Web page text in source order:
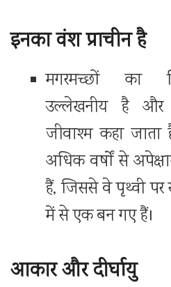
इनका वंश प्राचीन है
मगरमच्छों का
उल्लेखनीय है और
जीवाश्म कहा
अधिक वर्षों से
हैं, जिससे वे पृथ्वी पर
में से एक बन गए हैं।
आकार और दीर्घायु